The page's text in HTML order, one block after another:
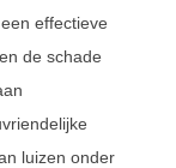
effectieve
de schade
luizen onder